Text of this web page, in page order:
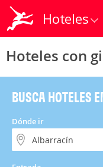
Hoteles
Hoteles con
BUSCA HOTELES
Dónde ir